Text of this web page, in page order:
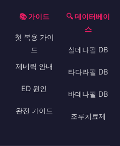
금기사항
, 이소소르비드 등)와 절대 병
혈압을 낮추므로 병용 시 급격
수 있습니다. 심혈관 질환자,
한 간/신장 질환자는 복용 전
니다. 리토나비르 등 CYP3A4
농도가 크게 상승하므로 용량
요합니다.